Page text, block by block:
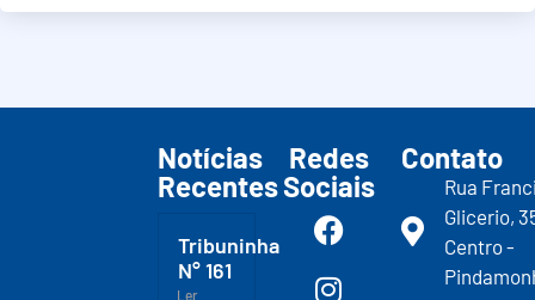
Notícias
Recentes
Tribuninha
N° 161
Ler
Redes
Sociais
Contato
Rua
Glicerio,
Centro -